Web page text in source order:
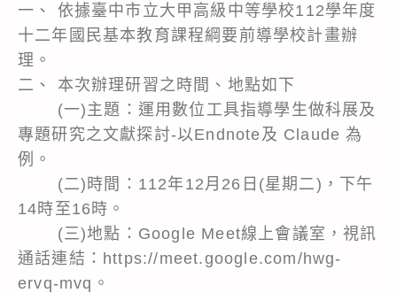
一、 依據臺中市立大甲高級中等學校112學年度
十二年國民基本教育課程綱要前導學校計畫辦
理。
二、 本次辦理研習之時間、地點如下
(一)主題：運用數位工具指導學生做科展及
專題研究之文獻探討-以Endnote及 Claude 為
例。
(二)時間：112年12月26日(星期二)，下午
14時至16時。
(三)地點：Google Meet線上會議室，視訊
通話連結：https://meet.google.com/hwg-
ervq-mvq。